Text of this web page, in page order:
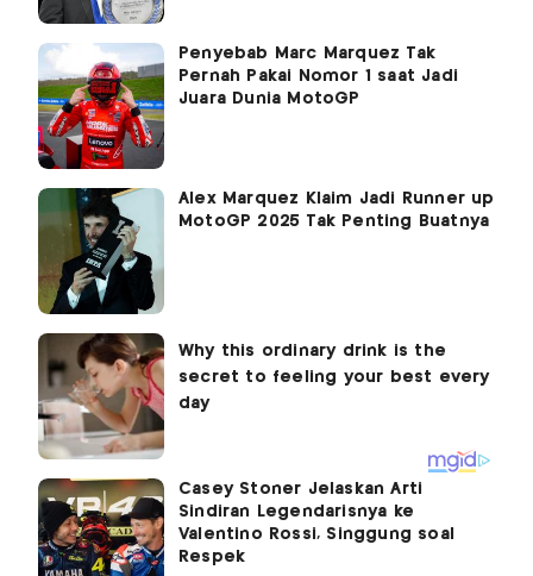
Penyebab Marc Marquez Tak
Pernah Pakai Nomor 1 saat Jadi
Juara Dunia MotoGP
Alex Marquez Klaim Jadi Runner up
MotoGP 2025 Tak Penting Buatnya
Casey Stoner Jelaskan Arti
Sindiran Legendarisnya ke
Valentino Rossi, Singgung soal
Respek